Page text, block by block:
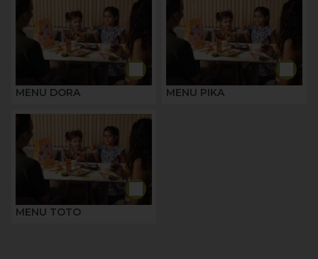
MENU DORA MENU PIKA
MENU TOTO